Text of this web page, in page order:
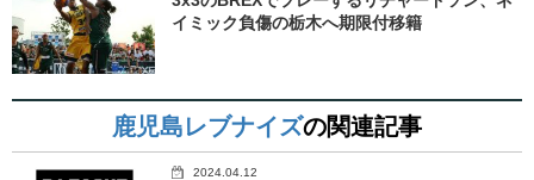
イミック負傷の栃木へ期限付移籍
鹿児島レブナイズの関連記事
2024.04.12